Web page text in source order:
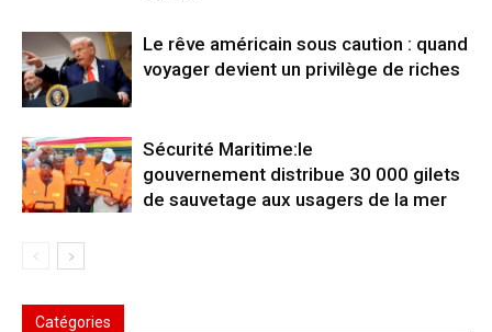
Le rêve américain sous caution : quand
voyager devient un privilège de riches
Sécurité Maritime:le
gouvernement distribue 30 000 gilets
de sauvetage aux usagers de la mer
Catégories